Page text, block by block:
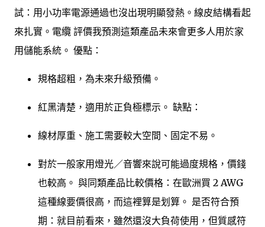
試：用小功率電源通過也沒出現明顯發熱。線皮結構看起
來扎實。電纜 評價我預測這類產品未來會更多人用於家
用儲能系統。 優點：
規格超粗，為未來升級預備。
紅黑清楚，適用於正負極標示。 缺點：
線材厚重、施工需要較大空間、固定不易。
對於一般家用燈光／音響來說可能過度規格，價錢
也較高。 與同類產品比較價格：在歐洲買 2 AWG
這種線要價很高，而這裡算是划算。 是否符合預
期：就目前看來，雖然還沒大負荷使用，但質感符